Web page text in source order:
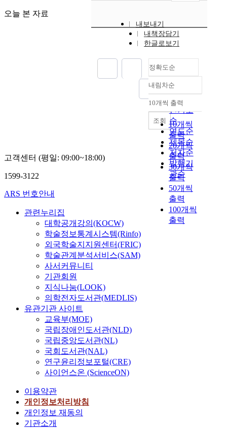
오늘 본 자료
내보내기
내책장담기
한글로보기
정확도순
정확도
순
인기도
순
연도순
제목순
저자순
발행기
관순
내림차순
내림차순
10개씩 출력
10개씩
출력
20개씩
출력
30개씩
출력
50개씩
출력
100개씩
출력
조회
고객센터 (평일: 09:00~18:00)
1599-3122
ARS 번호안내
관련누리집
대학공개강의(KOCW)
학술정보통계시스템(Rinfo)
외국학술지지원센터(FRIC)
학술관계분석서비스(SAM)
사서커뮤니티
기관회원
지식나눔(LOOK)
의학전자도서관(MEDLIS)
유관기관 사이트
교육부(MOE)
국립장애인도서관(NLD)
국립중앙도서관(NL)
국회도서관(NAL)
연구윤리정보포털(CRE)
사이언스온 (ScienceON)
이용약관
개인정보처리방침
개인정보 재동의
기관소개